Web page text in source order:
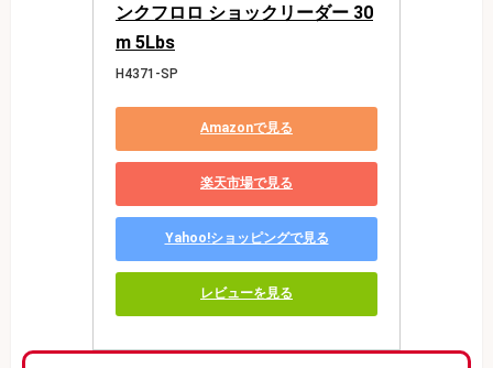
ンクフロロ ショックリーダー 30
m 5Lbs
H4371-SP
Amazonで見る
楽天市場で見る
Yahoo!ショッピングで見る
レビューを見る